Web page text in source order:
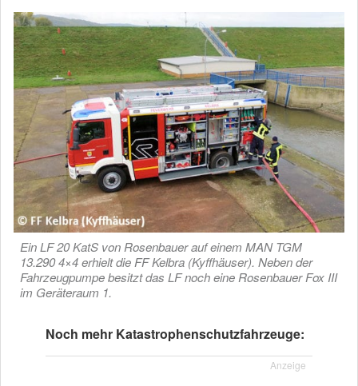
Ein LF 20 KatS von Rosenbauer auf einem MAN TGM
13.290 4×4 erhielt die FF Kelbra (Kyffhäuser). Neben der
Fahrzeugpumpe besitzt das LF noch eine Rosenbauer Fox III
im Geräteraum 1.
Noch mehr Katastrophenschutzfahrzeuge:
Anzeige